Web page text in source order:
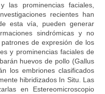
las prominencias faciales,
recientes han
esta vía, pueden generar
sindrómicas y no
de expresión de los
y prominencias faciales de
huevos de pollo (Gallus
los embriones clasificados
hibridizados In Situ. Las
en Estereomicroscopio